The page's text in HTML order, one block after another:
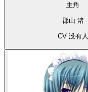
主角
郡山 渚
CV 没有人